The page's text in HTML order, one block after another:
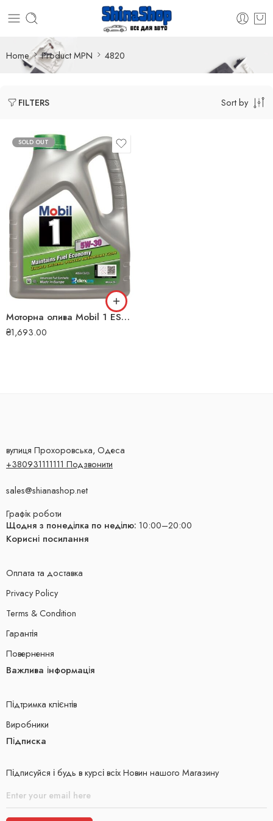
Home Product MPN 4820
FILTERS Sort by
SOLD OUT
Моторна олива Mobil 1 ESP 5W-30 4л 4820
₴1,693.00
вулиця Прохоровська, Одеса
+380931111111 Подзвонити
sales@shianashop.net
Графік роботи
Щодня з понеділка по неділю: 10:00–20:00
Корисні посилання
Оплата та доставка
Privacy Policy
Terms & Condition
Гарантія
Повернення
Важлива інформація
Підтримка клієнтів
Виробники
Підписка
Підписуйся і будь в курсі всіх Новин нашого Магазину